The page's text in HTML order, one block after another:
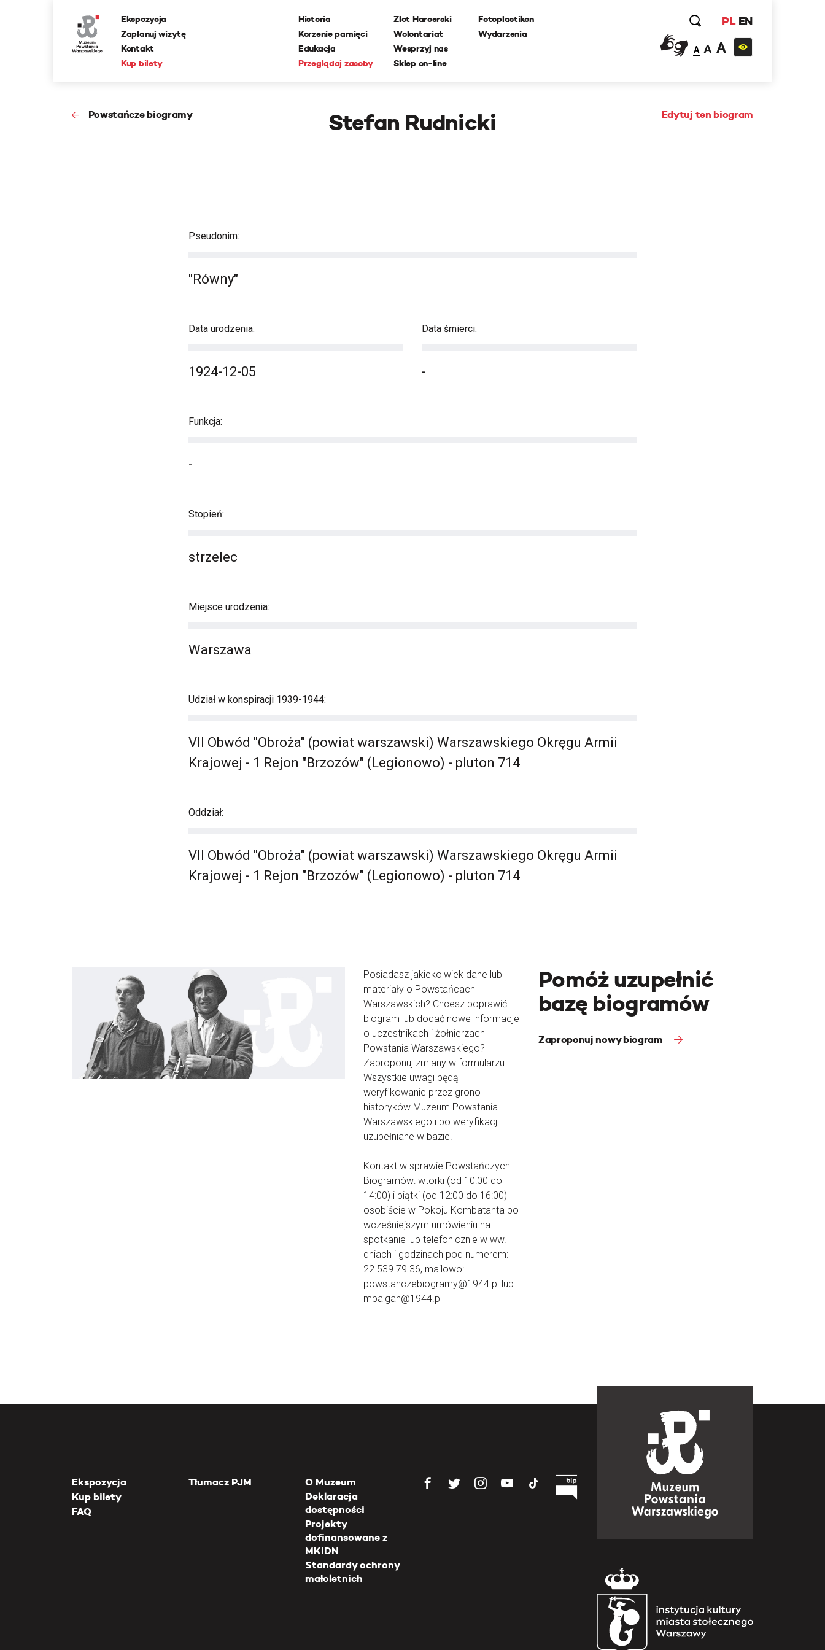
Ekspozycja
Zaplanuj wizytę
Kontakt
Kup bilety
Historia
Korzenie pamięci
Edukacja
Przeglądaj zasoby
Zlot Harcerski
Wolontariat
Wesprzyj nas
Sklep on-line
Fotoplastikon
Wydarzenia
PL EN
A A A
Powstańcze biogramy Edytuj ten biogram
Stefan Rudnicki
Pseudonim:
"Równy"
Data urodzenia:
1924-12-05
Data śmierci:
-
Funkcja:
-
Stopień:
strzelec
Miejsce urodzenia:
Warszawa
Udział w konspiracji 1939-1944:
VII Obwód "Obroża" (powiat warszawski) Warszawskiego Okręgu Armii
Krajowej - 1 Rejon "Brzozów" (Legionowo) - pluton 714
Oddział:
VII Obwód "Obroża" (powiat warszawski) Warszawskiego Okręgu Armii
Krajowej - 1 Rejon "Brzozów" (Legionowo) - pluton 714
Posiadasz jakiekolwiek dane lub
materiały o Powstańcach
Warszawskich? Chcesz poprawić
biogram lub dodać nowe informacje
o uczestnikach i żołnierzach
Powstania Warszawskiego?
Zaproponuj zmiany w formularzu.
Wszystkie uwagi będą
weryfikowanie przez grono
historyków Muzeum Powstania
Warszawskiego i po weryfikacji
uzupełniane w bazie.
Kontakt w sprawie Powstańczych
Biogramów: wtorki (od 10:00 do
14:00) i piątki (od 12:00 do 16:00)
osobiście w Pokoju Kombatanta po
wcześniejszym umówieniu na
spotkanie lub telefonicznie w ww.
dniach i godzinach pod numerem:
22 539 79 36, mailowo:
powstanczebiogramy@1944.pl lub
mpalgan@1944.pl
Pomóż uzupełnić
bazę biogramów
Zaproponuj nowy biogram
Ekspozycja
Kup bilety
FAQ
Tłumacz PJM
O Muzeum
Deklaracja
dostępności
Projekty
dofinansowane z
MKiDN
Standardy ochrony
małoletnich